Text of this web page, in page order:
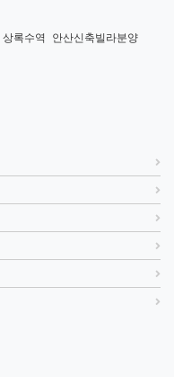
상록수역
안산신축빌라분양